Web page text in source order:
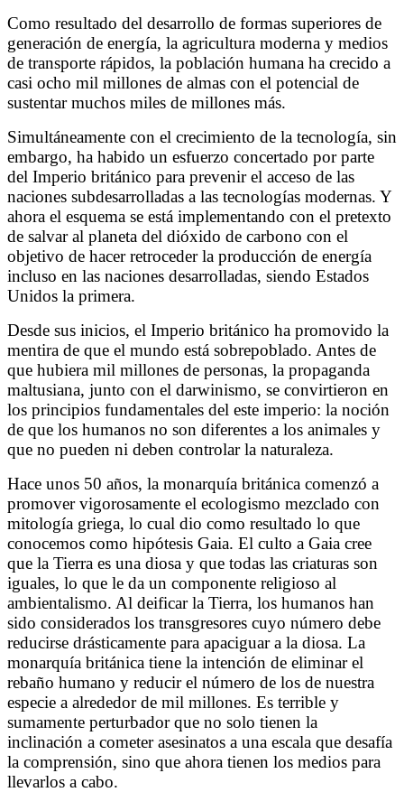
Como resultado del desarrollo de formas superiores de
generación de energía, la agricultura moderna y medios
de transporte rápidos, la población humana ha crecido a
casi ocho mil millones de almas con el potencial de
sustentar muchos miles de millones más.
Simultáneamente con el crecimiento de la tecnología, sin
embargo, ha habido un esfuerzo concertado por parte
del Imperio británico para prevenir el acceso de las
naciones subdesarrolladas a las tecnologías modernas. Y
ahora el esquema se está implementando con el pretexto
de salvar al planeta del dióxido de carbono con el
objetivo de hacer retroceder la producción de energía
incluso en las naciones desarrolladas, siendo Estados
Unidos la primera.
Desde sus inicios, el Imperio británico ha promovido la
mentira de que el mundo está sobrepoblado. Antes de
que hubiera mil millones de personas, la propaganda
maltusiana, junto con el darwinismo, se convirtieron en
los principios fundamentales del este imperio: la noción
de que los humanos no son diferentes a los animales y
que no pueden ni deben controlar la naturaleza.
Hace unos 50 años, la monarquía británica comenzó a
promover vigorosamente el ecologismo mezclado con
mitología griega, lo cual dio como resultado lo que
conocemos como hipótesis Gaia. El culto a Gaia cree
que la Tierra es una diosa y que todas las criaturas son
iguales, lo que le da un componente religioso al
ambientalismo. Al deificar la Tierra, los humanos han
sido considerados los transgresores cuyo número debe
reducirse drásticamente para apaciguar a la diosa. La
monarquía británica tiene la intención de eliminar el
rebaño humano y reducir el número de los de nuestra
especie a alrededor de mil millones. Es terrible y
sumamente perturbador que no solo tienen la
inclinación a cometer asesinatos a una escala que desafía
la comprensión, sino que ahora tienen los medios para
llevarlos a cabo.